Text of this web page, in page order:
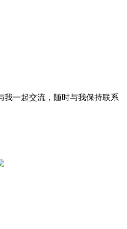
我一起交流，随时与我保持联系